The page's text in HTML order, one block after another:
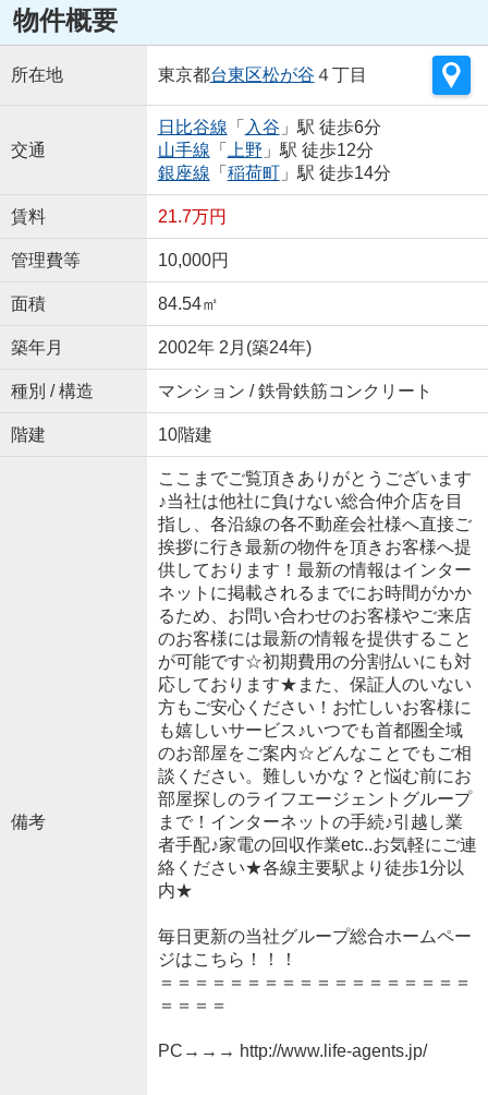
物件概要
所在地 東京都台東区松が谷 ４丁目
交通
日比谷線 「 入谷 」駅 徒歩6分
山手線 「 上野 」駅 徒歩12分
銀座線 「 稲荷町」駅 徒歩14分
賃料 21.7万円
管理費等 10,000円
面積 84.54㎡
築年月 2002年 2月(築24年)
種別 / 構造 マンション / 鉄骨鉄筋コンクリート
階建 10階建
備考
ここまでご覧頂きありがとうございます
♪当社は他社に負けない総合仲介店を目
指し、各沿線の各不動産会社様へ直接ご
挨拶に行き最新の物件を頂きお客様へ提
供しております！最新の情報はインター
ネットに掲載されるまでにお時間がかか
るため、お問い合わせのお客様やご来店
のお客様には最新の情報を提供すること
が可能です☆初期費用の分割払いにも対
応しております★また、保証人のいない
方もご安心ください！お忙しいお客様に
も嬉しいサービス♪いつでも首都圏全域
のお部屋をご案内☆どんなことでもご相
談ください。難しいかな？と悩む前にお
部屋探しのライフエージェントグループ
まで！インターネットの手続♪引越し業
者手配♪家電の回収作業etc..お気軽にご連
絡ください★各線主要駅より徒歩1分以
内★
毎日更新の当社グループ総合ホームペー
ジはこちら！！！
＝＝＝＝＝＝＝＝＝＝＝＝＝＝＝＝＝＝
＝＝＝＝
PC→→→ http://www.life-agents.jp/